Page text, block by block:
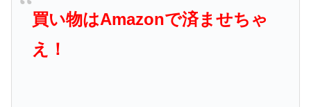
買い物はAmazonで済ませちゃ
え！